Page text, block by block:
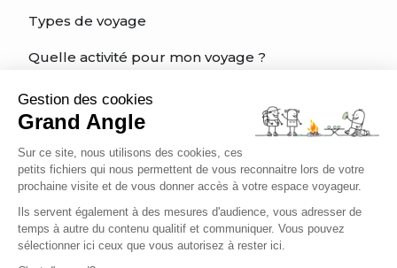
Gestion des cookies
Grand Angle
Sur ce site, nous utilisons des cookies, ces
petits fichiers qui nous permettent de vous reconnaitre lors de votre
prochaine visite et de vous donner accès à votre espace voyageur.
Ils servent également à des mesures d'audience, vous adresser de
temps à autre du contenu qualitif et communiquer. Vous pouvez
sélectionner ici ceux que vous autorisez à rester ici.
Types de voyage
Quelle activité pour mon voyage ?
Quel est mon niveau?
Charte éthique du voyageur
Être bien assuré
Français